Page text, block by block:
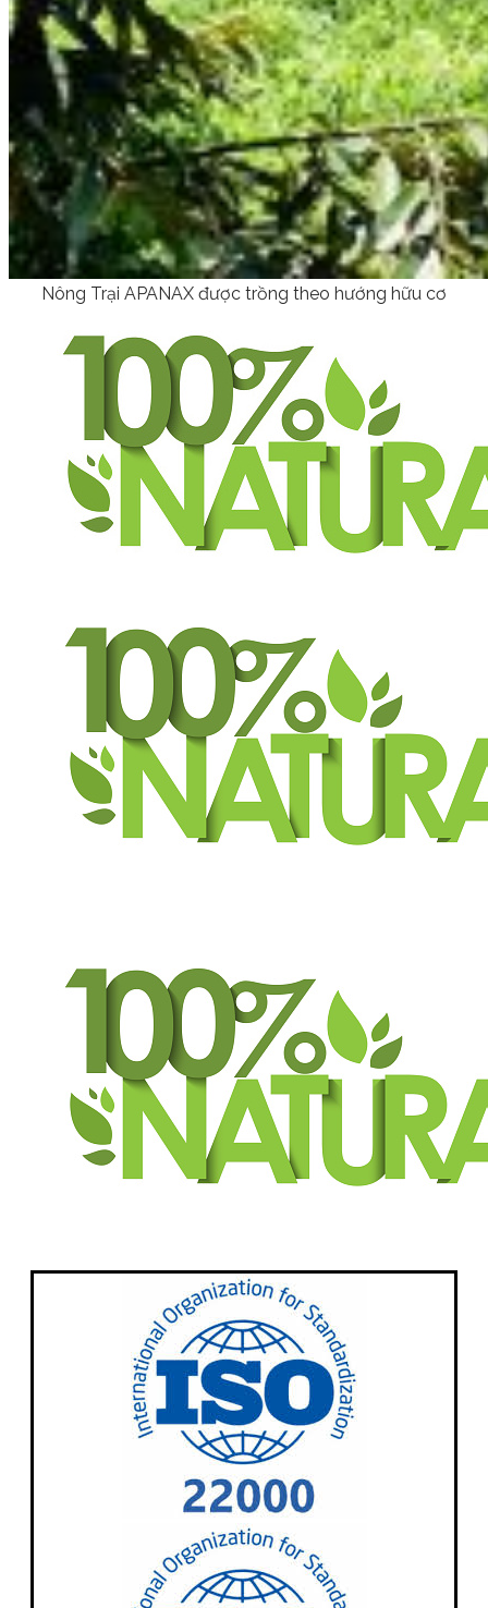
Nông Trại APANAX được trồng theo hướng hữu cơ